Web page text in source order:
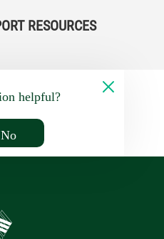
RESOURCES
helpful?
No